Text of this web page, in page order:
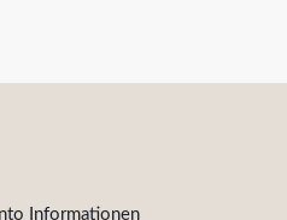
Informationen